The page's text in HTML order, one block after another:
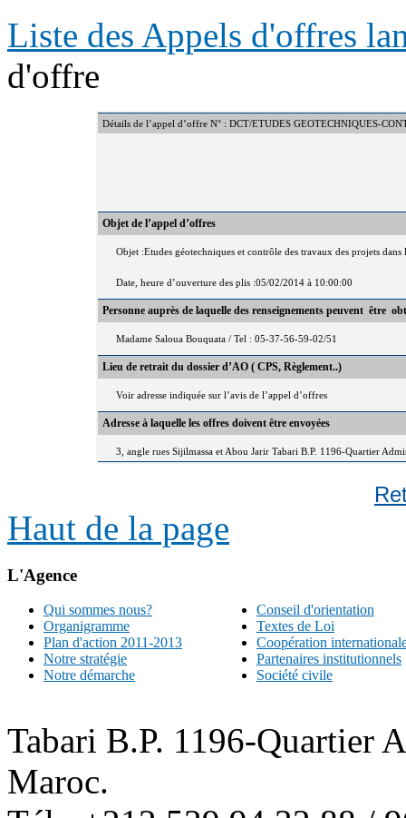
Liste des Appels d'offres
d'offre
Détails de l’appel d’offre N° : DCT/ETUDES GEOTECHNIQUES-
Objet de l’appel d’offres
Objet :Etudes géotechniques et contrôle des travaux des projets
Date, heure d’ouverture des plis :05/02/2014 à 10:00:00
Personne auprès de laquelle des renseignements peuvent être
Madame Saloua Bouquata / Tel : 05-37-56-59-02/51
Lieu de retrait du dossier d’AO ( CPS, Règlement..)
Voir adresse indiquée sur l’avis de l’appel d’offres
Adresse à laquelle les offres doivent être envoyées
3, angle rues Sijilmassa et Abou Jarir Tabari B.P. 1196-Quartier
Haut de la page
L'Agence
Qui sommes nous?
Organigramme
Plan d'action 2011-2013
Notre stratégie
Notre démarche
Conseil d'orientation
Textes de Loi
Coopération
Partenaires institutionnels
Société civile
Tabari B.P. 1196-Quartier
Maroc.